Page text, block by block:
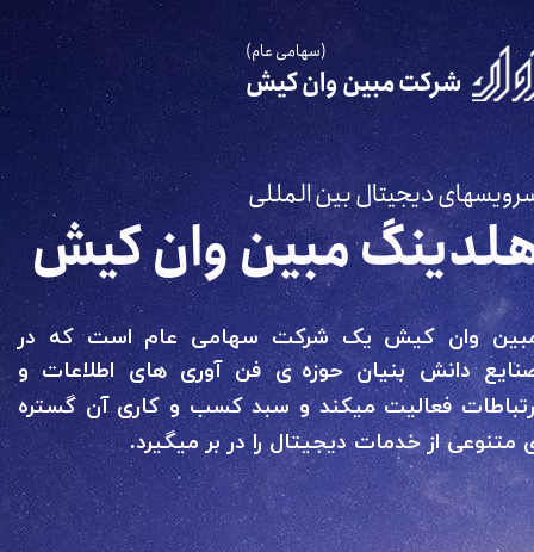
شرکت مبین وان کیش
وان کیش یک شرکت سهامی عام است که در
دانش بنیان حوزه ی فن آوری های اطلاعات و
فعالیت میکند و سبد کسب و کاری آن گستره
متنوعی از خدمات دیجیتال را در بر میگیرد.
مبین وان کیش
(سهامی عام)
دیجیتال بین المللی